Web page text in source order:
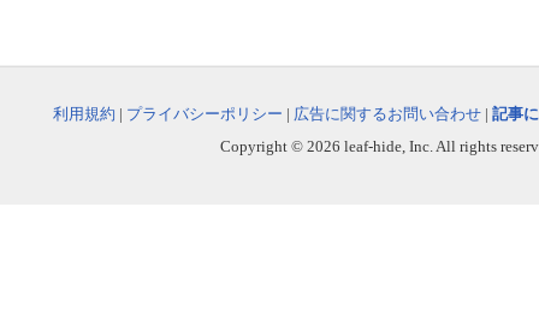
利用規約 | プライバシーポリシー | 広告に関するお問い合わせ | 記事
Copyright © 2026 leaf-hide, Inc. All rights